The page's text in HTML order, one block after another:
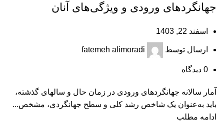
جهانگردهای ورودی و ویژگی‌های آنان
اسفند 22, 1403
ارسال توسط fatemeh alimoradi
0 دیدگاه
آمار سالانه جهانگردهای ورودی در زمان حال و سال‎های گذشته،
باید به‌عنوان یک شاخص رشد کلی و سطح جهانگردی، مشخص...
ادامه مطلب